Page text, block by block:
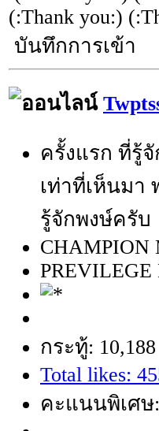
(:Thank you:)
บันทึกการเข้า
ครั้งแรก ที่รู้
เท่าที่เห็นม
รู้จักพงษ์ครับ
CHAMPION
PREVILEGE
กระทู้: 10,188
Total likes:
คะแนนพิเศษ: